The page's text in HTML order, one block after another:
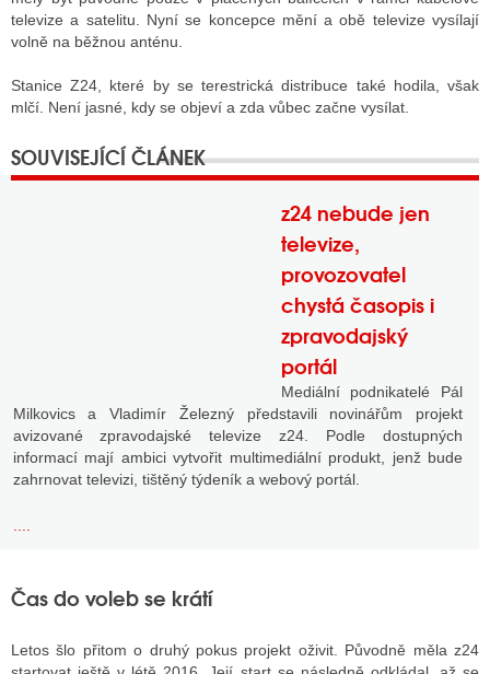
televize a satelitu. Nyní se koncepce mění a obě televize vysílají
volně na běžnou anténu.
Stanice Z24, které by se terestrická distribuce také hodila, však
mlčí. Není jasné, kdy se objeví a zda vůbec začne vysílat.
z24 nebude jen
televize,
provozovatel
chystá časopis i
zpravodajský
portál
Mediální podnikatelé Pál
Milkovics a Vladimír Železný představili novinářům projekt
avizované zpravodajské televize z24. Podle dostupných
informací mají ambici vytvořit multimediální produkt, jenž bude
zahrnovat televizi, tištěný týdeník a webový portál.
Čas do voleb se krátí
Letos šlo přitom o druhý pokus projekt oživit. Původně měla z24